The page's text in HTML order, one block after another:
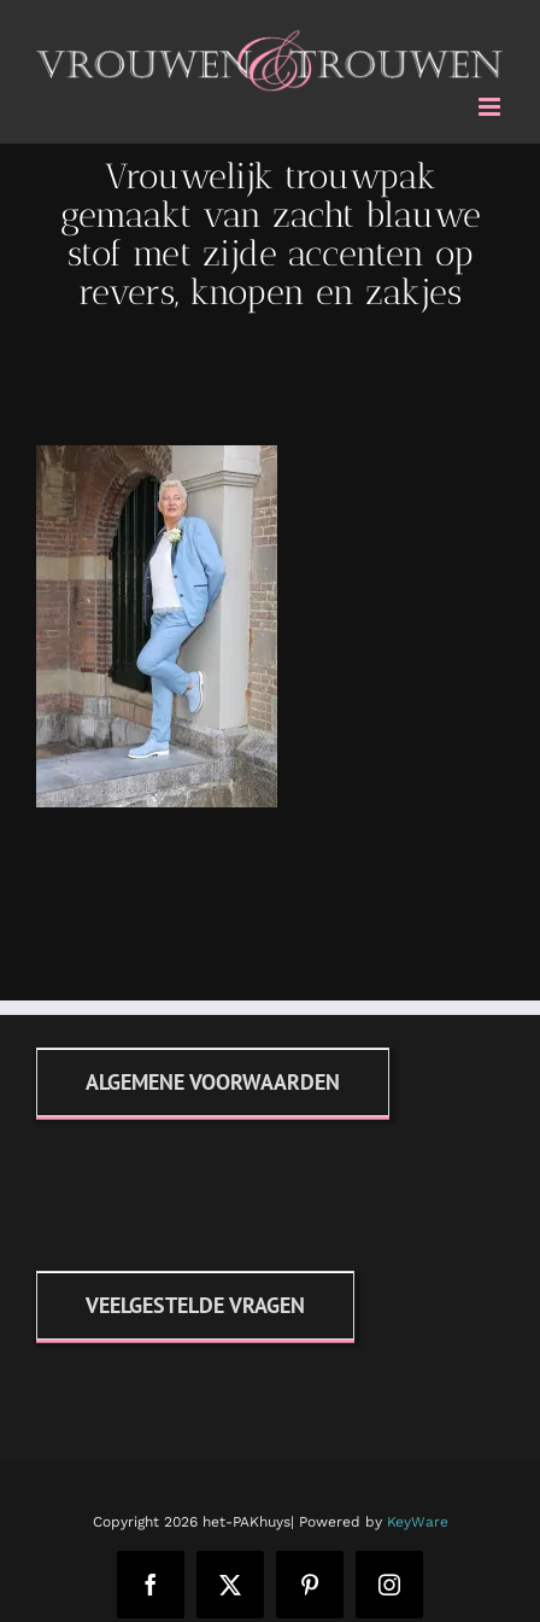
naar
inhoud
Vrouwelijk trouwpak
gemaakt van zacht blauwe
stof met zijde accenten op
revers, knopen en zakjes
ALGEMENE VOORWAARDEN
VEELGESTELDE VRAGEN
Copyright 2026 het-PAKhuys| Powered by KeyWare
FacebookX PinterestInstagram